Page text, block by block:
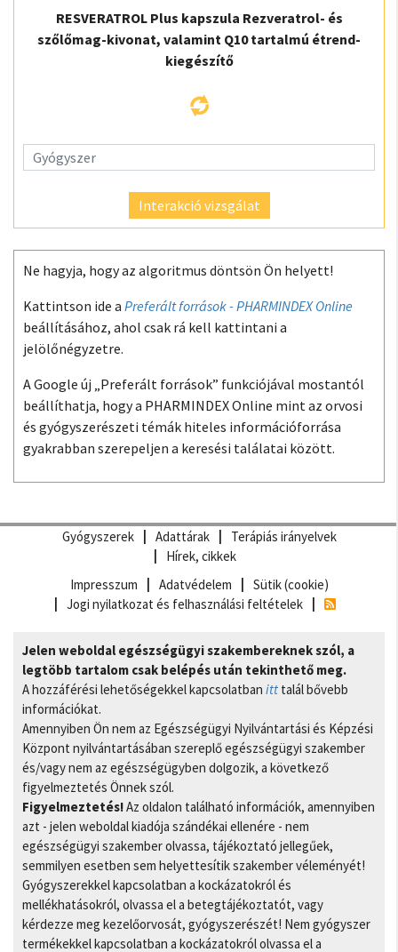
RESVERATROL Plus kapszula Rezveratrol- és
szőlőmag-kivonat, valamint Q10 tartalmú étrend-
kiegészítő
Interakció vizsgálat
Ne hagyja, hogy az algoritmus döntsön Ön helyett!
Kattintson ide a Preferált források - PHARMINDEX Online
beállításához, ahol csak rá kell kattintani a
jelölőnégyzetre.
A Google új „Preferált források” funkciójával mostantól
beállíthatja, hogy a PHARMINDEX Online mint az orvosi
és gyógyszerészeti témák hiteles információforrása
gyakrabban szerepeljen a keresési találatai között.
Gyógyszerek Adattárak
Terápiás irányelvek
Hírek, cikkek
Impresszum
Adatvédelem
Sütik (cookie)
Jogi nyilatkozat és felhasználási feltételek
Jelen weboldal egészségügyi szakembereknek szól, a
legtöbb tartalom csak belépés után tekinthető meg.
A hozzáférési lehetőségekkel kapcsolatban itt talál bővebb
információkat.
Amennyiben Ön nem az Egészségügyi Nyilvántartási és Képzési
Központ nyilvántartásában szereplő egészségügyi szakember
és/vagy nem az egészségügyben dolgozik, a következő
figyelmeztetés Önnek szól.
Figyelmeztetés!Az oldalon található információk, amennyiben
azt - jelen weboldal kiadója szándékai ellenére - nem
egészségügyi szakember olvassa, tájékoztató jellegűek,
semmilyen esetben sem helyettesítik szakember véleményét!
Gyógyszerekkel kapcsolatban a kockázatokról és
mellékhatásokról, olvassa el a betegtájékoztatót, vagy
kérdezze meg kezelőorvosát, gyógyszerészét! Nem gyógyszer
termékekkel kapcsolatban a kockázatokról olvassa el a